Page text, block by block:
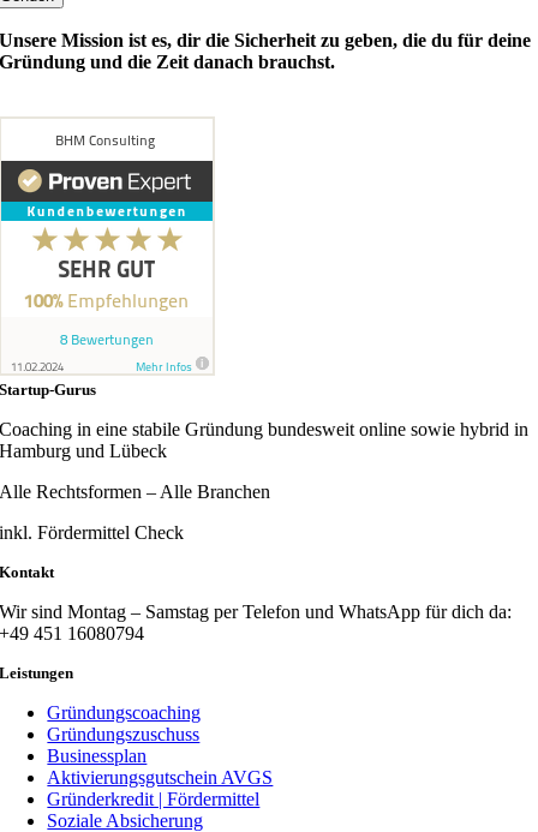
Unsere Mission ist es, dir die Sicherheit zu geben, die du für deine
Gründung und die Zeit danach brauchst.
Startup-Gurus
Coaching in eine stabile Gründung bundesweit online sowie hybrid in
Hamburg und Lübeck
Alle Rechtsformen – Alle Branchen
inkl. Fördermittel Check
Kontakt
Wir sind Montag – Samstag per Telefon und WhatsApp für dich da:
+49 451 16080794
Leistungen
Gründungscoaching
Gründungszuschuss
Businessplan
Aktivierungsgutschein AVGS
Gründerkredit | Fördermittel
Soziale Absicherung